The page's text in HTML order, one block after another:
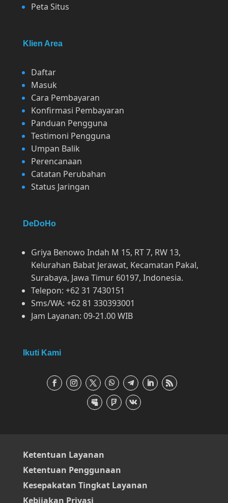
Peta Situs
Klien Area
Daftar
Masuk
Cara Pembayaran
Konfirmasi Pembayaran
Panduan Pengguna
Testimoni Pengguna
Umpan Balik
Perencanaan
Catatan Perubahan
Status Jaringan
DeDoHo
Griya Benowo Indah M 15, RT 7, RW 13,
Kelurahan Babat Jerawat, Kecamatan Pakal,
Surabaya, Jawa Timur 60197, Indonesia.
Telepon: +62 31 7430151
Sms/WA: +62 81 330393001
Jam Layanan: 09-21.00 WIB
Ikuti Kami
Ketentuan Layanan
Ketentuan Penggunaan
Kesepakatan Tingkat Layanan
Kebijakan Privasi